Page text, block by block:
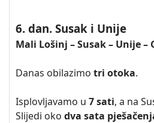
6. dan. Susak i Unije
Mali Lošinj – Susak – Unije –
Danas obilazimo tri otoka.
Isplovljavamo u 7 sati, a na
Slijedi oko dva sata